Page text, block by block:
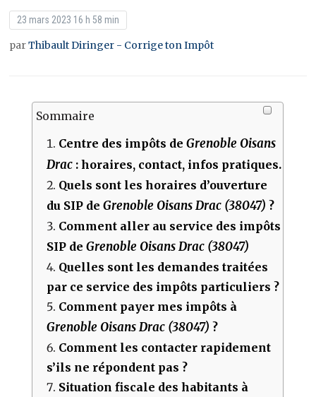
23 mars 2023 16 h 58 min
parThibault Diringer - Corrige ton Impôt
Sommaire
Centre des impôts deGrenoble Oisans
Drac : horaires, contact, infos pratiques.
Quels sont les horaires d’ouverture
du SIP deGrenoble Oisans Drac (38047) ?
Comment aller au service des impôts
SIP deGrenoble Oisans Drac (38047)
Quelles sont les demandes traitées
par ce service des impôts particuliers ?
Comment payer mes impôts à
Grenoble Oisans Drac (38047) ?
Comment les contacter rapidement
s’ils ne répondent pas ?
Situation fiscale des habitants à